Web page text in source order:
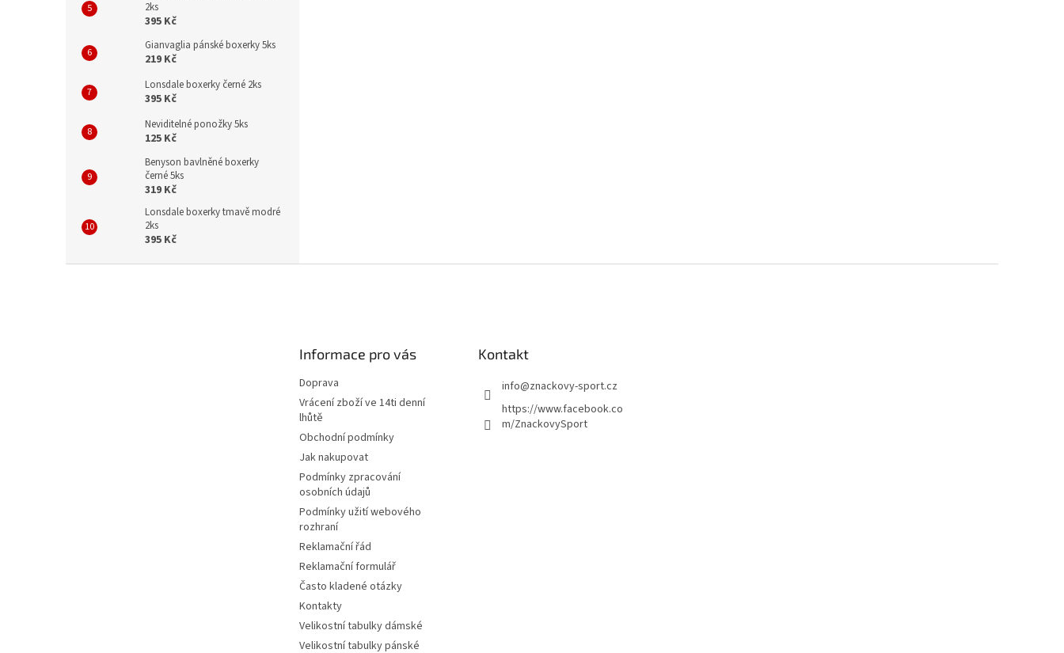
2ks
395 Kč
Gianvaglia pánské boxerky 5ks
219 Kč
Lonsdale boxerky černé 2ks
395 Kč
Neviditelné ponožky 5ks
125 Kč
Benyson bavlněné boxerky
černé 5ks
319 Kč
Lonsdale boxerky tmavě modré
2ks
395 Kč
Informace pro vás
Doprava
Vrácení zboží ve 14ti denní
lhůtě
Obchodní podmínky
Jak nakupovat
Podmínky zpracování
osobních údajů
Podmínky užití webového
rozhraní
Reklamační řád
Reklamační formulář
Často kladené otázky
Kontakty
Velikostní tabulky dámské
Velikostní tabulky pánské
Kontakt
info@znackovy-sport.cz
https://www.facebook.co
m/ZnackovySport